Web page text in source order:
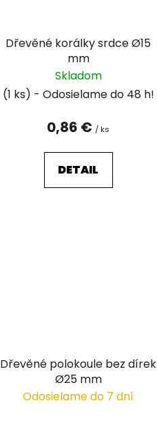
Dřevěné korálky srdce Ø15
mm
Skladom
(1 ks)
0,86 € / ks
DETAIL
Dřevěné polokoule bez dírek
Ø25 mm
Odosielame do 7 dní